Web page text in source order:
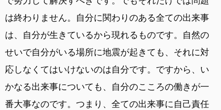
は終わりません。自分に関わりのある全ての出来事
は、自分が生きているから現れるものです。自然の
せいで自分がいる場所に地震が起きても、それに対
応しなくてはいけないのは自分です。ですから、い
かなる出来事についても、自分のこころの働きが一
番大事なのです。つまり、全ての出来事に自己責任